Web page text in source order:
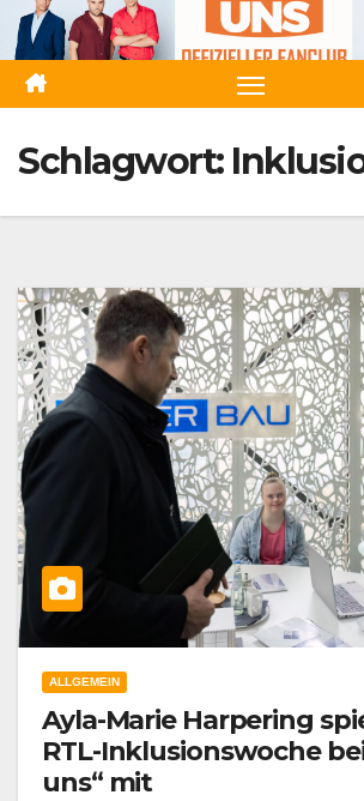
Zum
Inhalt
springen
Schlagwort:
ALLGEMEIN
Ayla-Marie Harpering
RTL-Inklusionswoche
uns“ mit